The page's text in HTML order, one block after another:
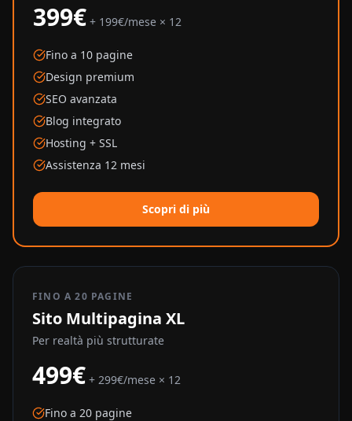
399€ + 199€/mese × 12
Fino a 10 pagine
Design premium
SEO avanzata
Blog integrato
Hosting + SSL
Assistenza 12 mesi
Scopri di più
FINO A 20 PAGINE
Sito Multipagina XL
Per realtà più strutturate
499€ + 299€/mese × 12
Fino a 20 pagine